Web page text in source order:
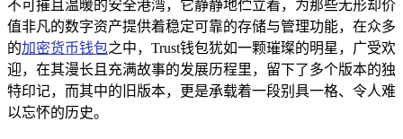
不可摧且温暖的安全港湾，它静静地伫立着，为那些无形却价
值非凡的数字资产提供着稳定可靠的存储与管理功能，在众多
的加密货币钱包之中，Trust钱包犹如一颗璀璨的明星，广受欢
迎，在其漫长且充满故事的发展历程里，留下了多个版本的独
特印记，而其中的旧版本，更是承载着一段别具一格、令人难
以忘怀的历史。